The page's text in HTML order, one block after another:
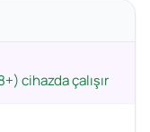
cihazda çalışır